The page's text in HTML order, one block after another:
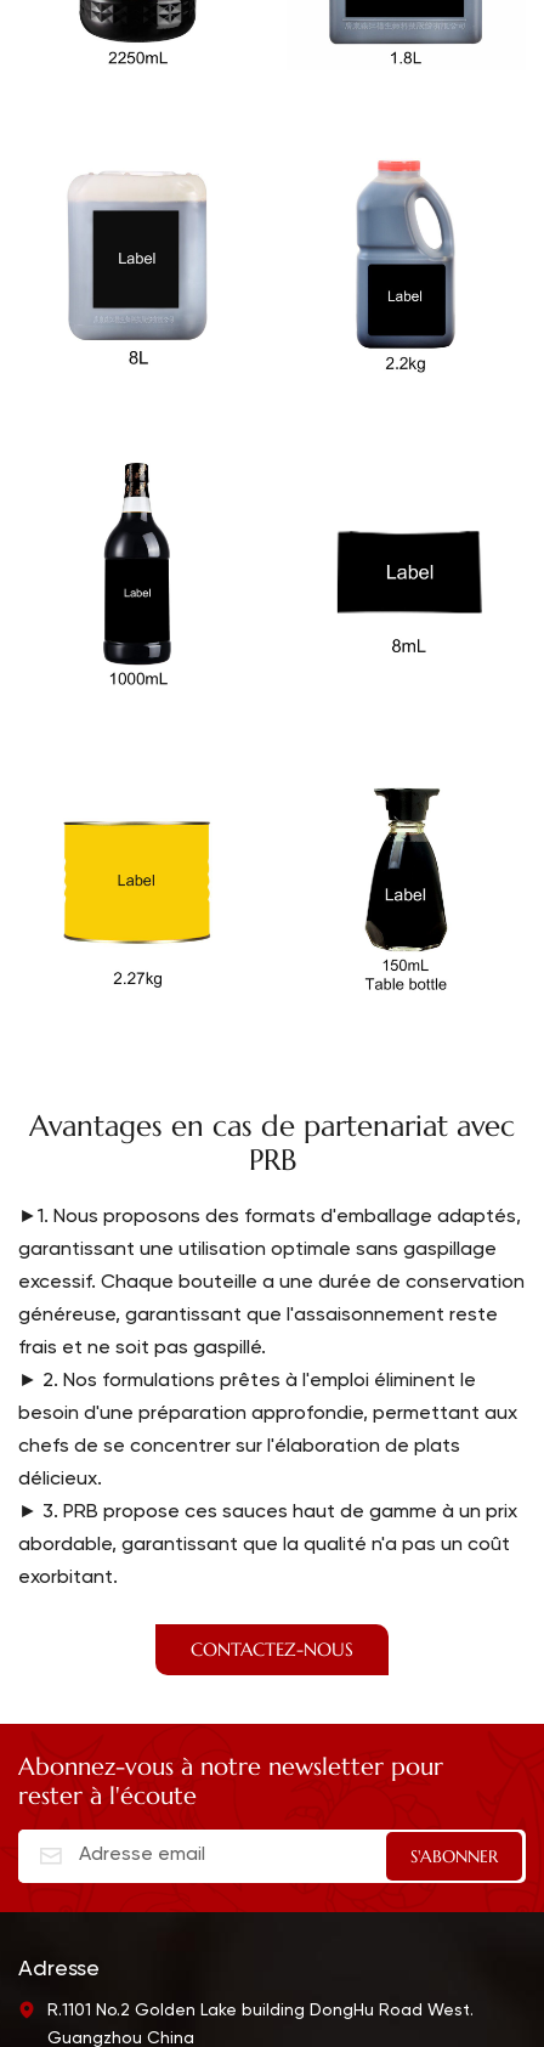
Avantages en cas de partenariat avec
PRB
►1. Nous proposons des formats d'emballage adaptés,
garantissant une utilisation optimale sans gaspillage
excessif. Chaque bouteille a une durée de conservation
généreuse, garantissant que l'assaisonnement reste
frais et ne soit pas gaspillé.
► 2. Nos formulations prêtes à l'emploi éliminent le
besoin d'une préparation approfondie, permettant aux
chefs de se concentrer sur l'élaboration de plats
délicieux.
► 3. PRB propose ces sauces haut de gamme à un prix
abordable, garantissant que la qualité n'a pas un coût
exorbitant.
CONTACTEZ-NOUS
Abonnez-vous à notre newsletter pour
rester à l'écoute
Adresse
R.1101 No.2 Golden Lake building DongHu Road West.
Guangzhou China